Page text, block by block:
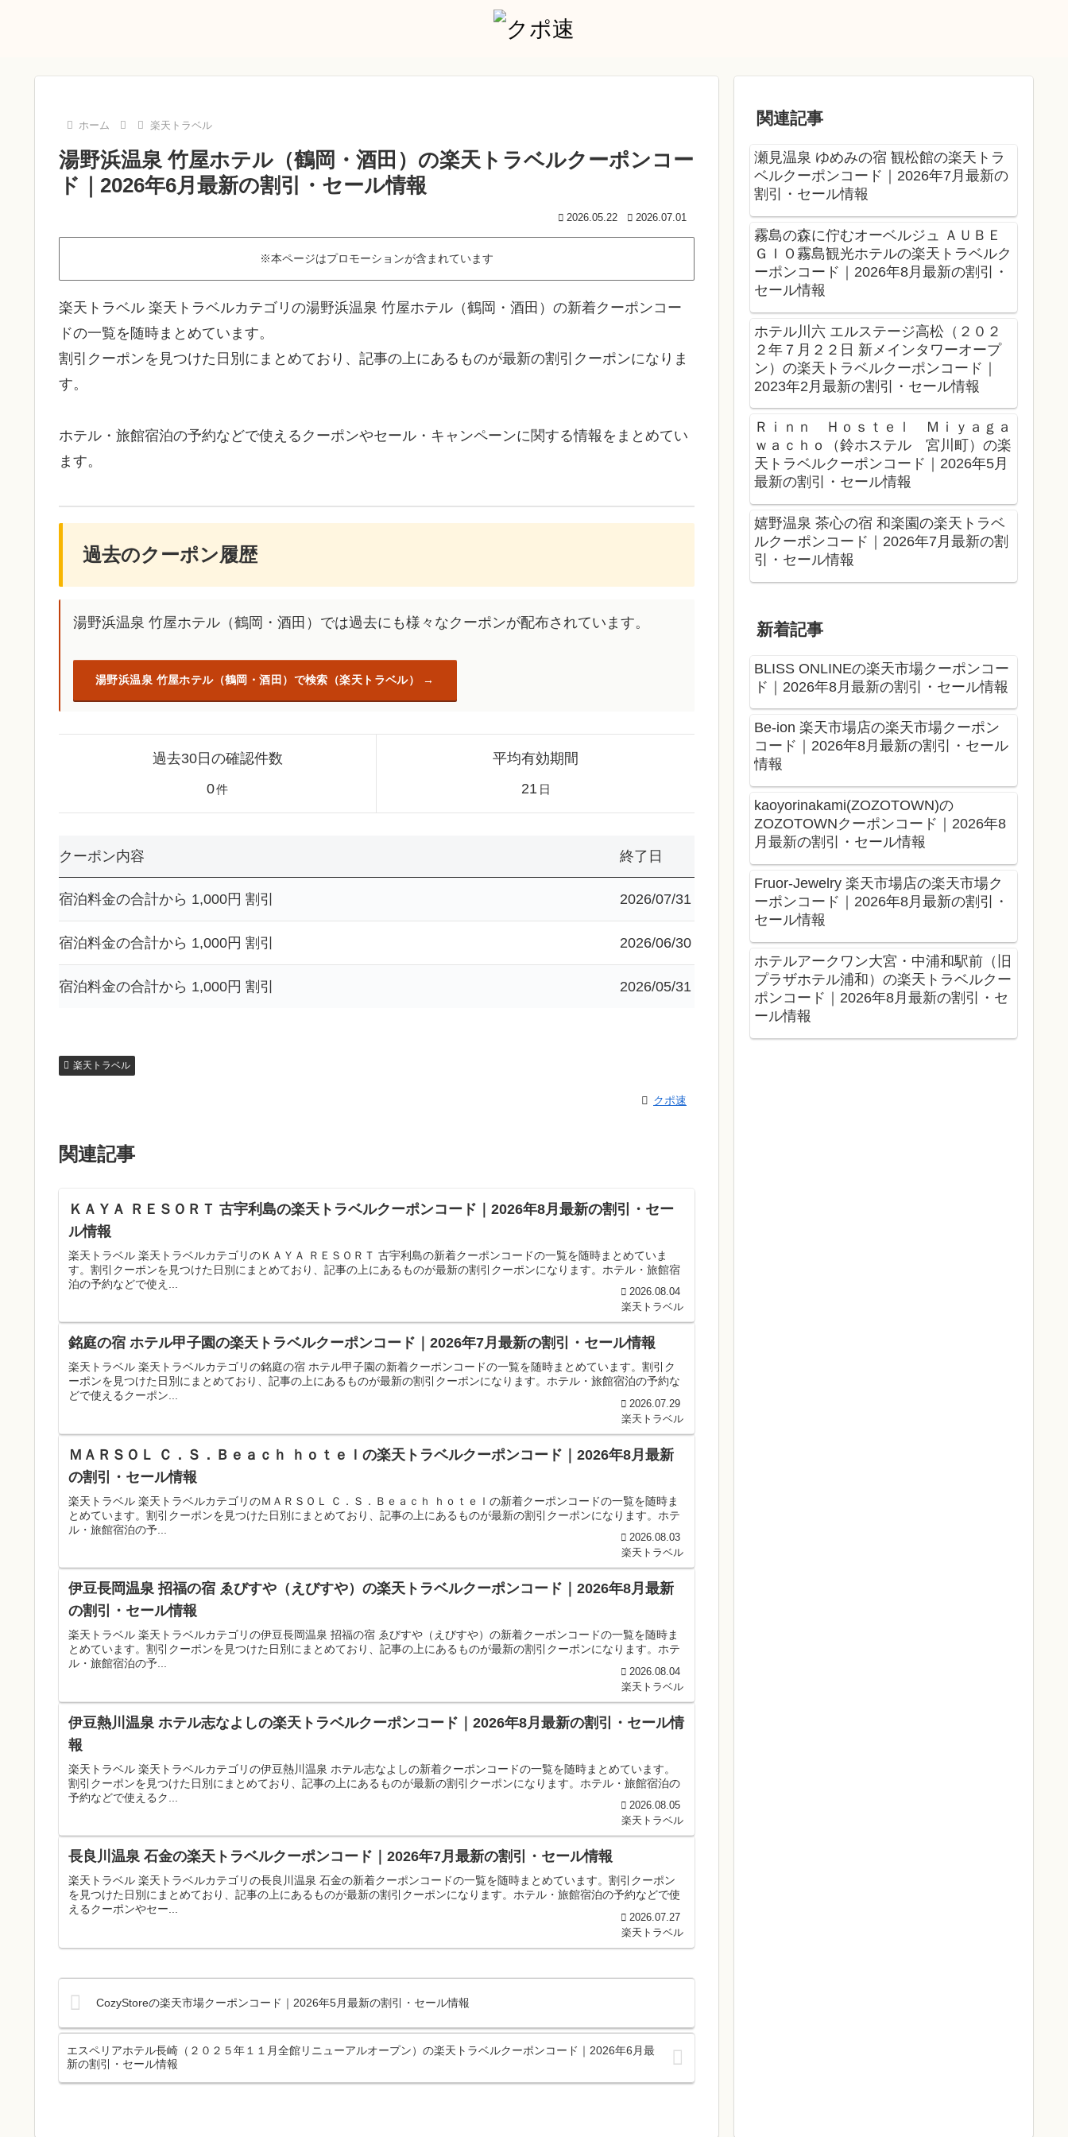
ホーム 楽天トラベル
湯野浜温泉 竹屋ホテル（鶴岡・酒田）の楽天トラベルクーポンコー
ド｜2026年6月最新の割引・セール情報
2026.05.22 2026.07.01
※本ページはプロモーションが含まれています
楽天トラベル 楽天トラベルカテゴリの湯野浜温泉 竹屋ホテル（鶴岡・酒田）の新着クーポンコー
ドの一覧を随時まとめています。
割引クーポンを見つけた日別にまとめており、記事の上にあるものが最新の割引クーポンになりま
す。
ホテル・旅館宿泊の予約などで使えるクーポンやセール・キャンペーンに関する情報をまとめてい
ます。
過去のクーポン履歴
湯野浜温泉 竹屋ホテル（鶴岡・酒田）では過去にも様々なクーポンが配布されています。
湯野浜温泉 竹屋ホテル（鶴岡・酒田）で検索（楽天トラベル）
過去30日の確認件数
0件
平均有効期間
21 日
クーポン内容 終了日
宿泊料金の合計から 1,000円 割引 2026/07/31
宿泊料金の合計から 1,000円 割引 2026/06/30
宿泊料金の合計から 1,000円 割引 2026/05/31
楽天トラベル
クポ速
関連記事
ＫＡＹＡ ＲＥＳＯＲＴ 古宇利島の楽天トラベルクーポンコード｜2026年8月最新の割引・セー
ル情報
楽天トラベル 楽天トラベルカテゴリのＫＡＹＡ ＲＥＳＯＲＴ 古宇利島の新着クーポンコードの一覧を随時まとめていま
す。割引クーポンを見つけた日別にまとめており、記事の上にあるものが最新の割引クーポンになります。ホテル・旅館宿
泊の予約などで使え...
2026.08.04
楽天トラベル
銘庭の宿 ホテル甲子園の楽天トラベルクーポンコード｜2026年7月最新の割引・セール情報
楽天トラベル 楽天トラベルカテゴリの銘庭の宿 ホテル甲子園の新着クーポンコードの一覧を随時まとめています。割引ク
ーポンを見つけた日別にまとめており、記事の上にあるものが最新の割引クーポンになります。ホテル・旅館宿泊の予約な
どで使えるクーポン...
2026.07.29
楽天トラベル
ＭＡＲＳＯＬ Ｃ．Ｓ．Ｂｅａｃｈ ｈｏｔｅｌの楽天トラベルクーポンコード｜2026年8月最新
の割引・セール情報
楽天トラベル 楽天トラベルカテゴリのＭＡＲＳＯＬ Ｃ．Ｓ．Ｂｅａｃｈ ｈｏｔｅｌの新着クーポンコードの一覧を随時ま
とめています。割引クーポンを見つけた日別にまとめており、記事の上にあるものが最新の割引クーポンになります。ホテ
ル・旅館宿泊の予...
2026.08.03
楽天トラベル
伊豆長岡温泉 招福の宿 ゑびすや（えびすや）の楽天トラベルクーポンコード｜2026年8月最新
の割引・セール情報
楽天トラベル 楽天トラベルカテゴリの伊豆長岡温泉 招福の宿 ゑびすや（えびすや）の新着クーポンコードの一覧を随時ま
とめています。割引クーポンを見つけた日別にまとめており、記事の上にあるものが最新の割引クーポンになります。ホテ
ル・旅館宿泊の予...
2026.08.04
楽天トラベル
伊豆熱川温泉 ホテル志なよしの楽天トラベルクーポンコード｜2026年8月最新の割引・セール情
報
楽天トラベル 楽天トラベルカテゴリの伊豆熱川温泉 ホテル志なよしの新着クーポンコードの一覧を随時まとめています。
割引クーポンを見つけた日別にまとめており、記事の上にあるものが最新の割引クーポンになります。ホテル・旅館宿泊の
予約などで使えるク...
2026.08.05
楽天トラベル
長良川温泉 石金の楽天トラベルクーポンコード｜2026年7月最新の割引・セール情報
楽天トラベル 楽天トラベルカテゴリの長良川温泉 石金の新着クーポンコードの一覧を随時まとめています。割引クーポン
を見つけた日別にまとめており、記事の上にあるものが最新の割引クーポンになります。ホテル・旅館宿泊の予約などで使
えるクーポンやセー...
2026.07.27
楽天トラベル
CozyStoreの楽天市場クーポンコード｜2026年5月最新の割引・セール情報
エスペリアホテル長崎（２０２５年１１月全館リニューアルオープン）の楽天トラベルクーポンコード｜2026年6月最
新の割引・セール情報
関連記事
瀬見温泉 ゆめみの宿 観松館の楽天トラ
ベルクーポンコード｜2026年7月最新の
割引・セール情報
霧島の森に佇むオーベルジュ ＡＵＢＥ
ＧＩＯ霧島観光ホテルの楽天トラベルク
ーポンコード｜2026年8月最新の割引・
セール情報
ホテル川六 エルステージ高松（２０２
２年７月２２日 新メインタワーオープ
ン）の楽天トラベルクーポンコード｜
2023年2月最新の割引・セール情報
Ｒｉｎｎ Ｈｏｓｔｅｌ Ｍｉｙａｇａ
ｗａｃｈｏ（鈴ホステル 宮川町）の楽
天トラベルクーポンコード｜2026年5月
最新の割引・セール情報
嬉野温泉 茶心の宿 和楽園の楽天トラベ
ルクーポンコード｜2026年7月最新の割
引・セール情報
新着記事
BLISS ONLINEの楽天市場クーポンコー
ド｜2026年8月最新の割引・セール情報
Be-ion 楽天市場店の楽天市場クーポン
コード｜2026年8月最新の割引・セール
情報
kaoyorinakami(ZOZOTOWN)の
ZOZOTOWNクーポンコード｜2026年8
月最新の割引・セール情報
Fruor-Jewelry 楽天市場店の楽天市場ク
ーポンコード｜2026年8月最新の割引・
セール情報
ホテルアークワン大宮・中浦和駅前（旧
プラザホテル浦和）の楽天トラベルクー
ポンコード｜2026年8月最新の割引・セ
ール情報